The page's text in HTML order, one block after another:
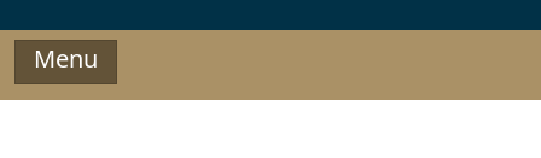
Menu